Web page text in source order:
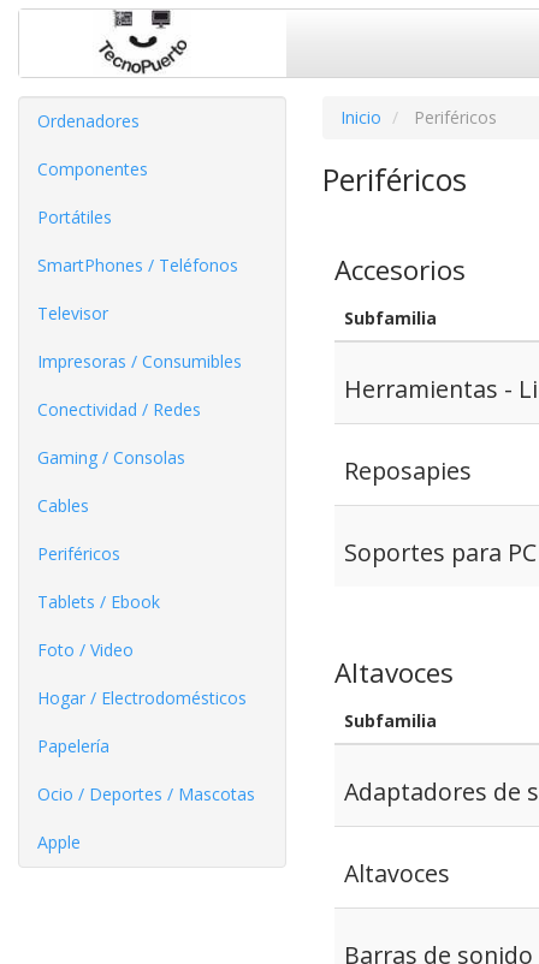
Ordenadores
Componentes
Portátiles
SmartPhones / Teléfonos
Televisor
Impresoras / Consumibles
Conectividad / Redes
Gaming / Consolas
Cables
Periféricos
Tablets / Ebook
Foto / Video
Hogar / Electrodomésticos
Papelería
Ocio / Deportes / Mascotas
Apple
Inicio Periféricos
Periféricos
Accesorios
Subfamilia
Herramientas -
Reposapies
Soportes para
Altavoces
Subfamilia
Adaptadores de
Altavoces
Barras de sonido